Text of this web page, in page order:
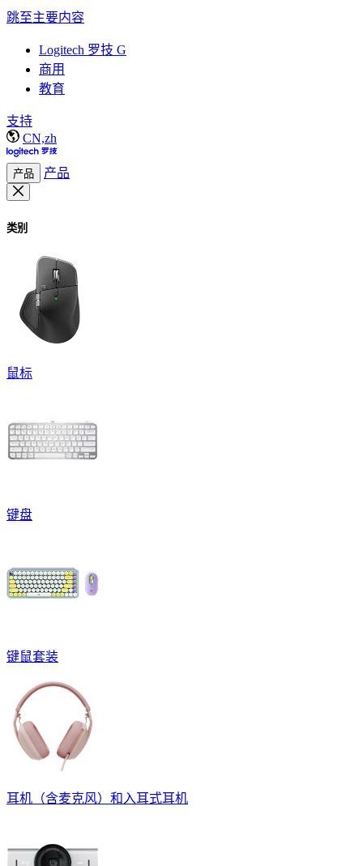
跳至主要内容
Logitech 罗技 G
商用
教育
支持
CN,zh
产品 产品
类别
鼠标
键盘
键鼠套装
耳机（含麦克风）和入耳式耳机